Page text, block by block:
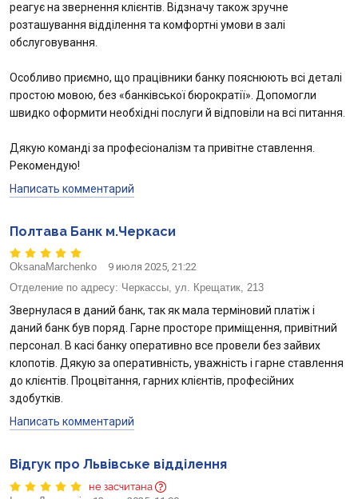
реагує на звернення клієнтів. Відзначу також зручне
розташування відділення та комфортні умови в залі
обслуговування.
Особливо приємно, що працівники банку пояснюють всі деталі
простою мовою, без «банківської бюрократії». Допомогли
швидко оформити необхідні послуги й відповіли на всі питання.
Дякую команді за професіоналізм та привітне ставлення.
Рекомендую!
Написать комментарий
Полтава Банк м.Черкаси
OksanaMarchenko
9 июля 2025, 21:22
Отделение по адресу: Черкассы, ул. Крещатик, 213
Звернулася в даний банк, так як мала терміновий платіж і
даний банк був поряд. Гарне просторе приміщення, привітний
персонал. В касі банку оперативно все провели без зайвих
клопотів. Дякую за оперативність, уважність і гарне ставлення
до клієнтів. Процвітання, гарних клієнтів, професійних
здобутків.
Написать комментарий
Відгук про Львівське відділення
не засчитана